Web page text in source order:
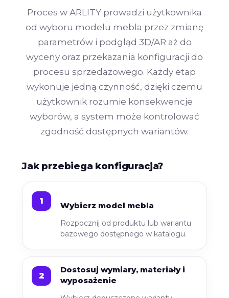
Proces w ARLITY prowadzi użytkownika
od wyboru modelu mebla przez zmianę
parametrów i podgląd 3D/AR aż do
wyceny oraz przekazania konfiguracji do
procesu sprzedażowego. Każdy etap
wykonuje jedną czynność, dzięki czemu
użytkownik rozumie konsekwencje
wyborów, a system może kontrolować
zgodność dostępnych wariantów.
Jak przebiega konfiguracja?
Wybierz model mebla
Rozpocznij od produktu lub wariantu
bazowego dostępnego w katalogu.
Dostosuj wymiary, materiały i
wyposażenie